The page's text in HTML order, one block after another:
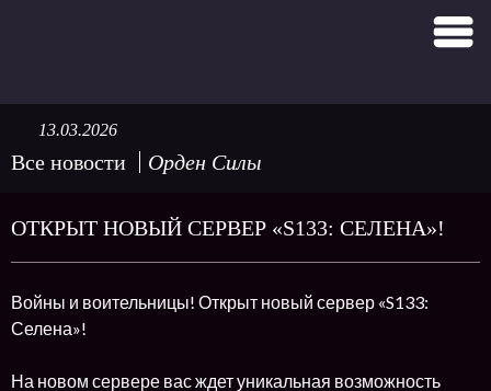
Все новости Орден Силы
13.03.2026
ОТКРЫТ НОВЫЙ СЕРВЕР «S133: СЕЛЕНА»!
Войны и воительницы! Открыт новый сервер «S133:
Селена»!
На новом сервере вас ждет уникальная возможность